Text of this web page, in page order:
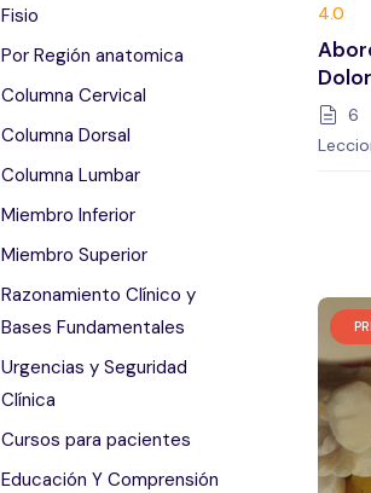
Fisio
Por Región anatomica
Columna Cervical
Columna Dorsal
Columna Lumbar
Miembro Inferior
Miembro Superior
Razonamiento Clínico y
Bases Fundamentales
Urgencias y Seguridad
Clínica
Cursos para pacientes
Educación Y Comprensión
4.0
6